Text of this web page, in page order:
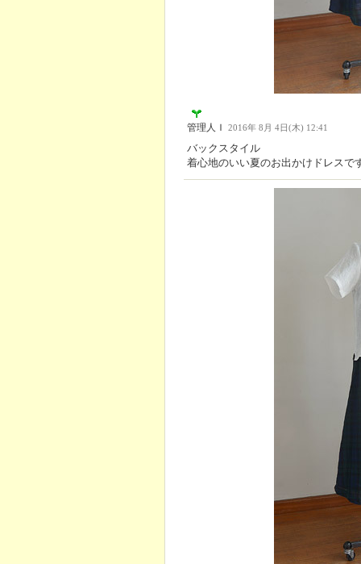
管理人Ｉ 2016年 8月 4日(木) 12:41
バックスタイル
着心地のいい夏のお出かけドレスで